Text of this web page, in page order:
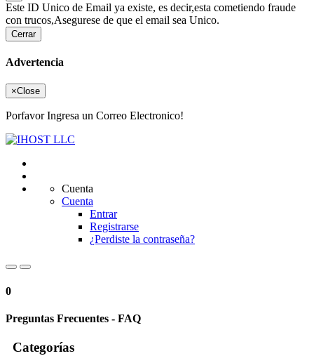
Este ID Unico de Email ya existe, es decir,esta cometiendo fraude
con trucos,Asegurese de que el email sea Unico.
Cerrar
Advertencia
×Close
Porfavor Ingresa un Correo Electronico!
Cuenta
Cuenta
Entrar
Registrarse
¿Perdiste la contraseña?
0
Preguntas Frecuentes - FAQ
Categorías